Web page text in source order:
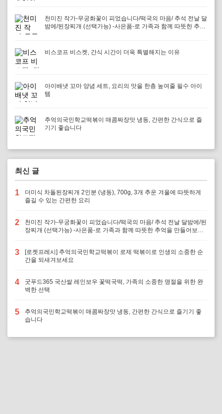
천미진 작가-무궁화꽃이 피었습니다/떡국의 마음/ 추석 전날 달
밤에/된장찌개 (선택가능) -사은품-로 가족과 함께 따뜻한 추억
비스코프 비스켓, 간식 시간이 더욱 특별해지는 이유
아이배냇 꼬마 양념 세트, 요리의 맛을 한층 높여줄 필수 아이
템
추억의국민학교떡볶이 매콤짜장맛 냉동, 간편한 간식으로 즐
기기 좋습니다
최신 글
1
더미식 차돌된장찌개 2인분 (냉동), 700g, 3개 추운 겨울에 따뜻하게
즐길 수 있는 간편한 요리
2
천미진 작가-무궁화꽃이 피었습니다/떡국의 마음/ 추석 전날 달밤에/된
장찌개 (선택가능) -사은품-로 가족과 함께 따뜻한 추억을 만들어보세
3
[로켓프레시] 추억의국민학교떡볶이 로제 떡볶이로 인생의 소중한 순
간을 되새겨보세요
4
굿푸드365 국산쌀 레인보우 꽃떡국떡, 가족의 소중한 명절을 위한 완
벽한 선택
5
추억의국민학교떡볶이 매콤짜장맛 냉동, 간편한 간식으로 즐기기 좋
습니다